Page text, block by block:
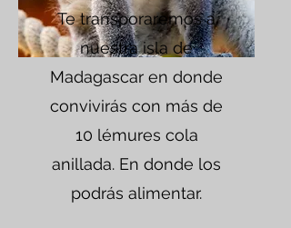
Te transporaremos a
nuestra isla de
Madagascar en donde
convivirás con más de
10 lémures cola
anillada. En donde los
podrás alimentar.